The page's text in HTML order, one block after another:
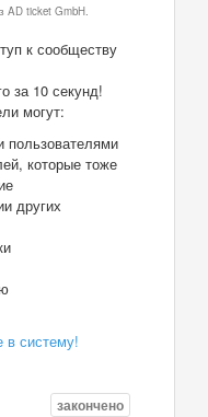
ticket GmbH.
к сообществу
за 10 секунд!
могут:
пользователями
которые тоже
других
в систему!
закончено